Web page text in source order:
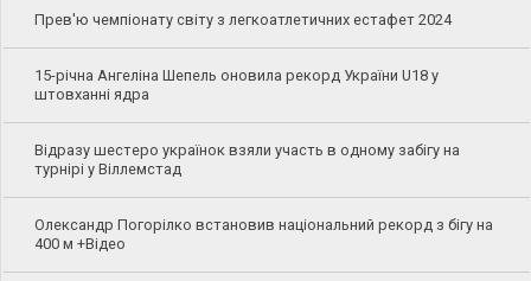
Прев'ю чемпіонату світу з легкоатлетичних естафет 2024
15-річна Ангеліна Шепель оновила рекорд України U18 у
штовханні ядра
Відразу шестеро українок взяли участь в одному забігу на
турнірі у Віллемстад
Олександр Погорілко встановив національний рекорд з бігу на
400 м +Відео